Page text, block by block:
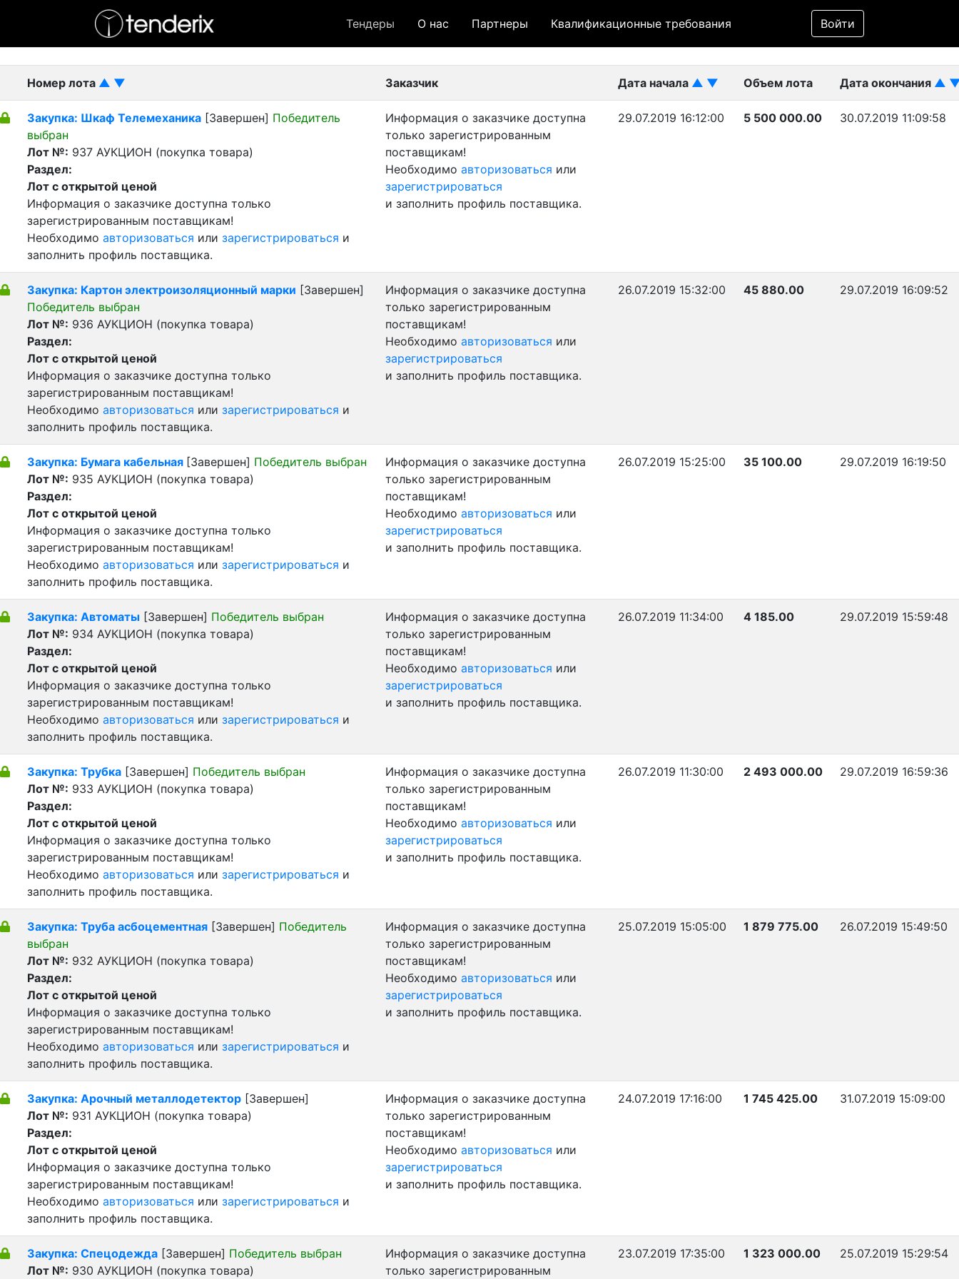
Тендеры О нас Партнеры Квалификационные требования Войти
Фильтр
- Завершенный лот
Номер лота ▲ ▼ Заказчик Дата начала ▲ ▼ Объем лота Дата окончания ▲
Закупка: Шкаф Телемеханика [Завершен] Победитель
выбран
Лот №: 937 АУКЦИОН (покупка товара)
Раздел:
Лот с открытой ценой
Информация о заказчике доступна только
зарегистрированным поставщикам!
Необходимо авторизоваться или зарегистрироваться и
заполнить профиль поставщика.
Информация о заказчике доступна
только зарегистрированным
поставщикам!
Необходимо авторизоваться или
зарегистрироваться
и заполнить профиль поставщика.
29.07.2019 16:12:00 5 500 000.00 30.07.2019 11:09:58
Закупка: Картон электроизоляционный марки [Завершен]
Победитель выбран
Лот №: 936 АУКЦИОН (покупка товара)
Раздел:
Лот с открытой ценой
Информация о заказчике доступна только
зарегистрированным поставщикам!
Необходимо авторизоваться или зарегистрироваться и
заполнить профиль поставщика.
Информация о заказчике доступна
только зарегистрированным
поставщикам!
Необходимо авторизоваться или
зарегистрироваться
и заполнить профиль поставщика.
26.07.2019 15:32:00 45 880.00 29.07.2019 16:09:52
Закупка: Бумага кабельная [Завершен] Победитель выбран
Лот №: 935 АУКЦИОН (покупка товара)
Раздел:
Лот с открытой ценой
Информация о заказчике доступна только
зарегистрированным поставщикам!
Необходимо авторизоваться или зарегистрироваться и
заполнить профиль поставщика.
Информация о заказчике доступна
только зарегистрированным
поставщикам!
Необходимо авторизоваться или
зарегистрироваться
и заполнить профиль поставщика.
26.07.2019 15:25:00 35 100.00 29.07.2019 16:19:50
Закупка: Автоматы [Завершен] Победитель выбран
Лот №: 934 АУКЦИОН (покупка товара)
Раздел:
Лот с открытой ценой
Информация о заказчике доступна только
зарегистрированным поставщикам!
Необходимо авторизоваться или зарегистрироваться и
заполнить профиль поставщика.
Информация о заказчике доступна
только зарегистрированным
поставщикам!
Необходимо авторизоваться или
зарегистрироваться
и заполнить профиль поставщика.
26.07.2019 11:34:00 4 185.00 29.07.2019 15:59:48
Закупка: Трубка [Завершен] Победитель выбран
Лот №: 933 АУКЦИОН (покупка товара)
Раздел:
Лот с открытой ценой
Информация о заказчике доступна только
зарегистрированным поставщикам!
Необходимо авторизоваться или зарегистрироваться и
заполнить профиль поставщика.
Информация о заказчике доступна
только зарегистрированным
поставщикам!
Необходимо авторизоваться или
зарегистрироваться
и заполнить профиль поставщика.
26.07.2019 11:30:00 2 493 000.00 29.07.2019 16:59:36
Закупка: Труба асбоцементная [Завершен] Победитель
выбран
Лот №: 932 АУКЦИОН (покупка товара)
Раздел:
Лот с открытой ценой
Информация о заказчике доступна только
зарегистрированным поставщикам!
Необходимо авторизоваться или зарегистрироваться и
заполнить профиль поставщика.
Информация о заказчике доступна
только зарегистрированным
поставщикам!
Необходимо авторизоваться или
зарегистрироваться
и заполнить профиль поставщика.
25.07.2019 15:05:00 1 879 775.00 26.07.2019 15:49:50
Закупка: Арочный металлодетектор [Завершен]
Лот №: 931 АУКЦИОН (покупка товара)
Раздел:
Лот с открытой ценой
Информация о заказчике доступна только
зарегистрированным поставщикам!
Необходимо авторизоваться или зарегистрироваться и
заполнить профиль поставщика.
Информация о заказчике доступна
только зарегистрированным
поставщикам!
Необходимо авторизоваться или
зарегистрироваться
и заполнить профиль поставщика.
24.07.2019 17:16:00 1 745 425.00 31.07.2019 15:09:00
Закупка: Спецодежда [Завершен] Победитель выбран
Лот №: 930 АУКЦИОН (покупка товара)
Информация о заказчике доступна
только зарегистрированным
23.07.2019 17:35:00 1 323 000.00 25.07.2019 15:29:54